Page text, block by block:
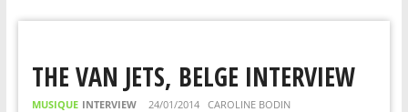
THE VAN JETS, BELGE INTERVIEW
MUSIQUE INTERVIEW 24/01/2014 CAROLINE BODIN